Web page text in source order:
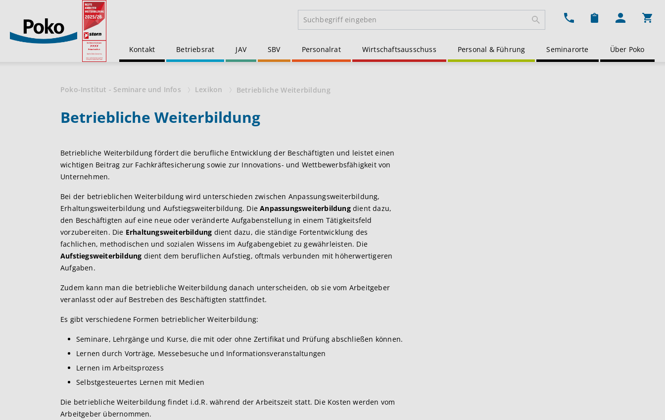
Kontakt Betriebsrat JAV SBV Personalrat Wirtschaftsausschuss Personal & Führung Seminarorte Über Poko
Poko-Institut - Seminare und Infos Lexikon Betriebliche Weiterbildung
Betriebliche Weiterbildung
Betriebliche Weiterbildung fördert die berufliche Entwicklung der Beschäftigten und leistet einen
wichtigen Beitrag zur Fachkräftesicherung sowie zur Innovations- und Wettbewerbsfähigkeit von
Unternehmen.
Bei der betrieblichen Weiterbildung wird unterschieden zwischen Anpassungsweiterbildung,
Erhaltungsweiterbildung und Aufstiegsweiterbildung. DieAnpassungsweiterbildungdient dazu,
den Beschäftigten auf eine neue oder veränderte Aufgabenstellung in einem Tätigkeitsfeld
vorzubereiten. Die Erhaltungsweiterbildung dient dazu, die ständige Fortentwicklung des
fachlichen, methodischen und sozialen Wissens im Aufgabengebiet zu gewährleisten. Die
Aufstiegsweiterbildung dient dem beruflichen Aufstieg, oftmals verbunden mit höherwertigeren
Aufgaben.
Zudem kann man die betriebliche Weiterbildung danach unterscheiden, ob sie vom Arbeitgeber
veranlasst oder auf Bestreben des Beschäftigten stattfindet.
Es gibt verschiedene Formen betrieblicher Weiterbildung:
Seminare, Lehrgänge und Kurse, die mit oder ohne Zertifikat und Prüfung abschließen können.
Lernen durch Vorträge, Messebesuche und Informationsveranstaltungen
Lernen im Arbeitsprozess
Selbstgesteuertes Lernen mit Medien
Die betriebliche Weiterbildung findet i.d.R. während der Arbeitszeit statt. Die Kosten werden vom
Arbeitgeber übernommen.